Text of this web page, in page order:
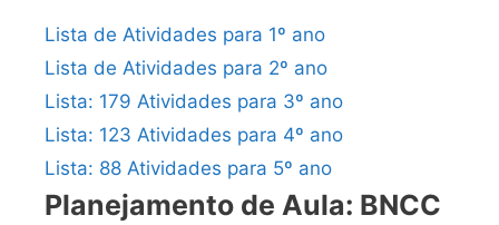
Lista de Atividades para 1º ano
Lista de Atividades para 2º ano
Lista: 179 Atividades para 3º ano
Lista: 123 Atividades para 4º ano
Lista: 88 Atividades para 5º ano
Planejamento de Aula: BNCC